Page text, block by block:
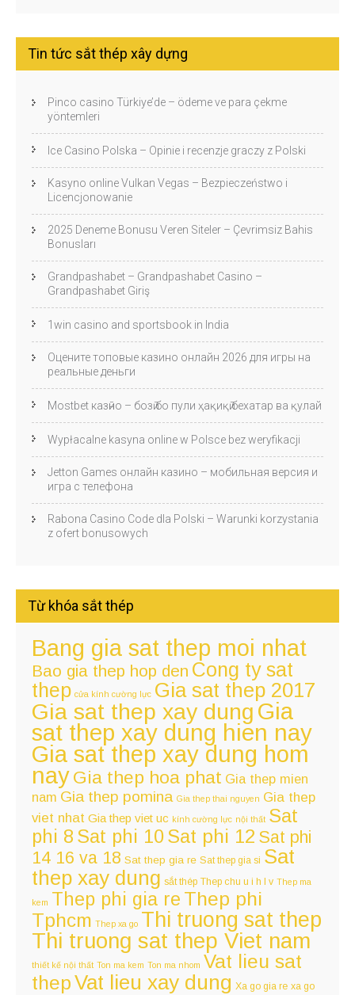
Tin tức sắt thép xây dựng
Pinco casino Türkiye’de – ödeme ve para çekme
yöntemleri
Ice Casino Polska – Opinie i recenzje graczy z Polski
Kasyno online Vulkan Vegas – Bezpieczeństwo i
Licencjonowanie
2025 Deneme Bonusu Veren Siteler – Çevrimsiz Bahis
Bonusları
Grandpashabet – Grandpashabet Casino –
Grandpashabet Giriş
1win casino and sportsbook in India
Оцените топовые казино онлайн 2026 для игры на
реальные деньги
Mostbet казӣно – бозӣ бо пули ҳақиқӣ бехатар ва қулай
Wypłacalne kasyna online w Polsce bez weryfikacji
Jetton Games онлайн казино – мобильная версия и
игра с телефона
Rabona Casino Code dla Polski – Warunki korzystania
z ofert bonusowych
Từ khóa sắt thép
Bang gia sat thep moi nhat
Bao gia thep hop den Cong ty sat
thep cửa kính cường lực Gia sat thep 2017
Gia sat thep xay dung Gia
sat thep xay dung hien nay
Gia sat thep xay dung hom
nayGia thep hoa phat Gia thep mien
nam Gia thep pomina Gia thep thai nguyen Gia thep
viet nhat Gia thep viet uc kính cường lực nội thất Sat
phi 8 Sat phi 10Sat phi 12 Sat phi
14 16 va 18 Sat thep gia re Sat thep gia si Sat
thep xay dung sắt thép Thep chu u i h l v Thep ma
kem Thep phi gia re Thep phi
Tphcm Thep xa go Thi truong sat thep
Thi truong sat thep Viet nam
thiết kế nội thất Ton ma kem Ton ma nhom Vat lieu sat
thepVat lieu xay dung Xa go gia re xa go